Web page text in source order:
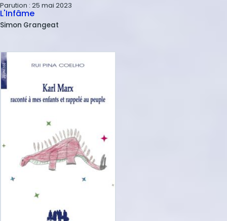
Parution : 25 mai 2023
L'Infâme
Simon Grangeat